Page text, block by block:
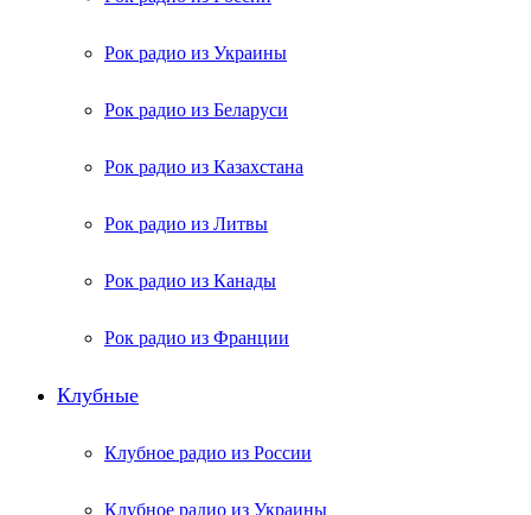
Рок радио из Украины
Рок радио из Беларуси
Рок радио из Казахстана
Рок радио из Литвы
Рок радио из Канады
Рок радио из Франции
Клубные
Клубное радио из России
Клубное радио из Украины